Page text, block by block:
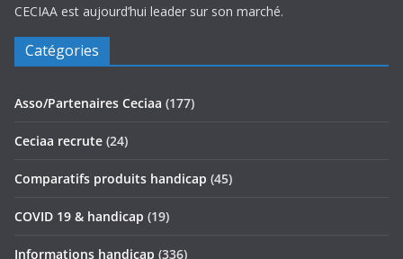
CECIAA est aujourd’hui leader sur son marché.
Catégories
Asso/Partenaires Ceciaa (177)
Ceciaa recrute (24)
Comparatifs produits handicap (45)
COVID 19 & handicap (19)
Informations handicap (336)